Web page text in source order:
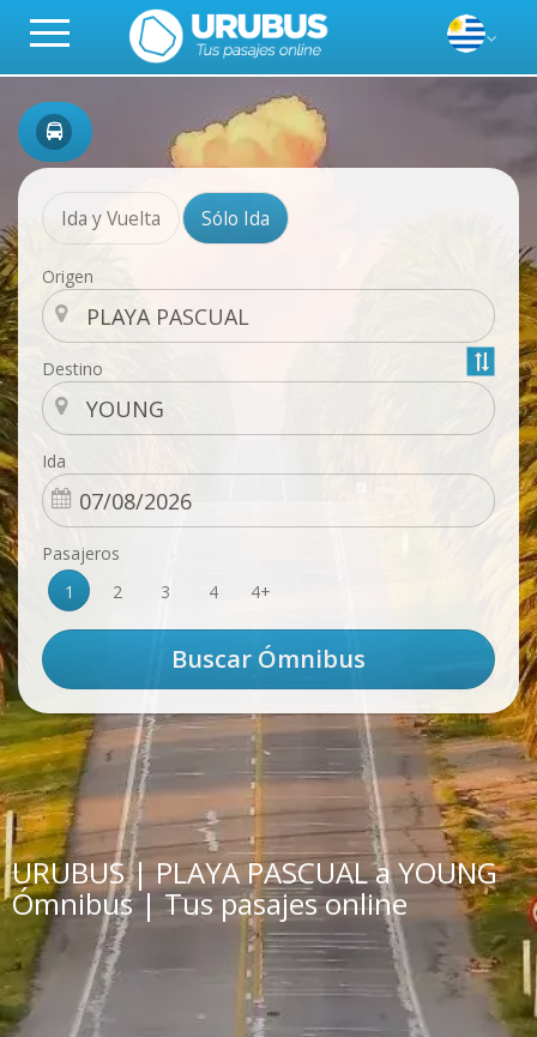
Ida y Vuelta Sólo Ida
Origen
Destino
Ida
Pasajeros
1
2 3 4 4+
URUBUS | PLAYA PASCUAL a YOUNG
Ómnibus | Tus pasajes online